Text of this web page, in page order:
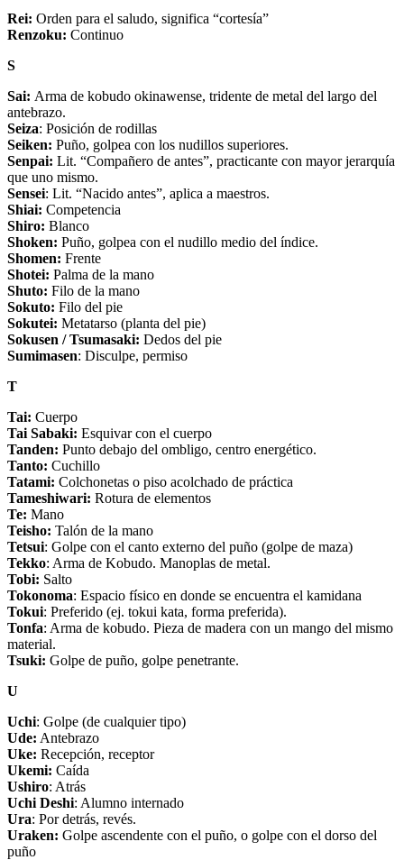
Rei: Orden para el saludo, significa “cortesía”
Renzoku: Continuo
S
Sai: Arma de kobudo okinawense, tridente de metal del largo del
antebrazo.
Seiza: Posición de rodillas
Seiken: Puño, golpea con los nudillos superiores.
Senpai: Lit. “Compañero de antes”, practicante con mayor jerarquía
que uno mismo.
Sensei: Lit. “Nacido antes”, aplica a maestros.
Shiai: Competencia
Shiro: Blanco
Shoken: Puño, golpea con el nudillo medio del índice.
Shomen: Frente
Shotei: Palma de la mano
Shuto: Filo de la mano
Sokuto: Filo del pie
Sokutei: Metatarso (planta del pie)
Sokusen / Tsumasaki: Dedos del pie
Sumimasen: Disculpe, permiso
T
Tai: Cuerpo
Tai Sabaki: Esquivar con el cuerpo
Tanden: Punto debajo del ombligo, centro energético.
Tanto: Cuchillo
Tatami: Colchonetas o piso acolchado de práctica
Tameshiwari: Rotura de elementos
Te: Mano
Teisho: Talón de la mano
Tetsui: Golpe con el canto externo del puño (golpe de maza)
Tekko: Arma de Kobudo. Manoplas de metal.
Tobi: Salto
Tokonoma: Espacio físico en donde se encuentra el kamidana
Tokui: Preferido (ej. tokui kata, forma preferida).
Tonfa: Arma de kobudo. Pieza de madera con un mango del mismo
material.
Tsuki: Golpe de puño, golpe penetrante.
U
Uchi: Golpe (de cualquier tipo)
Ude: Antebrazo
Uke: Recepción, receptor
Ukemi: Caída
Ushiro: Atrás
Uchi Deshi: Alumno internado
Ura: Por detrás, revés.
Uraken: Golpe ascendente con el puño, o golpe con el dorso del
puño